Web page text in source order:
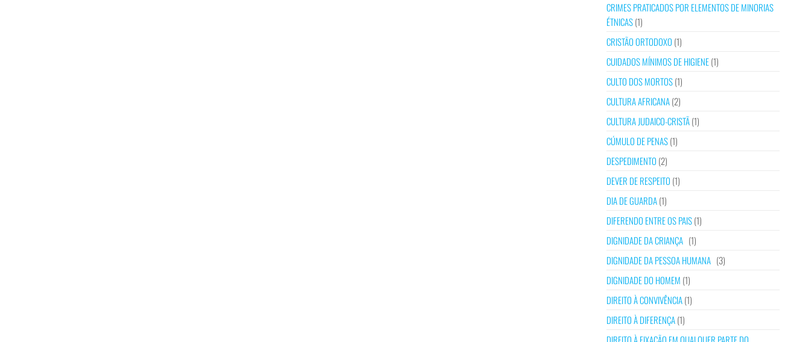
CRIMES PRATICADOS POR ELEMENTOS DE MINORIAS
ÉTNICAS(1)
CRISTÃO ORTODOXO (1)
CUIDADOS MÍNIMOS DE HIGIENE(1)
CULTO DOS MORTOS(1)
CULTURA AFRICANA(2)
CULTURA JUDAICO-CRISTÃ(1)
CÚMULO DE PENAS(1)
DESPEDIMENTO (2)
DEVER DE RESPEITO (1)
DIA DE GUARDA(1)
DIFERENDO ENTRE OS PAIS(1)
DIGNIDADE DA CRIANÇA (1)
DIGNIDADE DA PESSOA HUMANA (3)
DIGNIDADE DO HOMEM (1)
DIREITO À CONVIVÊNCIA(1)
DIREITO À DIFERENÇA(1)